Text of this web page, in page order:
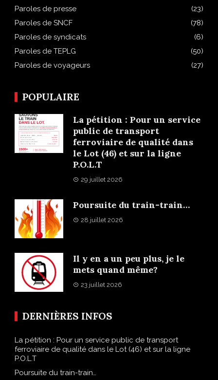
Paroles de presse
(23)
Paroles de SNCF
(78)
Paroles de syndicats
(6)
Paroles de TEPLG
(50)
Paroles de voyageurs
(27)
POPULAIRE
La pétition : Pour un service
public de transport
ferroviaire de qualité dans
le Lot (46) et sur la ligne
P.O.L.T
29 juillet 2026
Poursuite du train-train…
28 juillet 2026
Il y en a un peu plus, je le
mets quand même?
23 juillet 2026
DERNIÈRES INFOS
La pétition : Pour un service public de transport
ferroviaire de qualité dans le Lot (46) et sur la ligne
P.O.L.T
Poursuite du train-train…